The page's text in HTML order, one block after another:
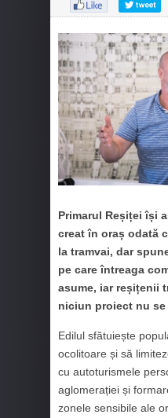
Primarul Reșiței își
creat în oraș odată
la tramvai, dar
pe care întreaga
asume, iar reșițenii
niciun proiect nu se
Edilul sfătuiește
ocolitoare și să
cu autoturismele
aglomerației și
zonele sensibile ale